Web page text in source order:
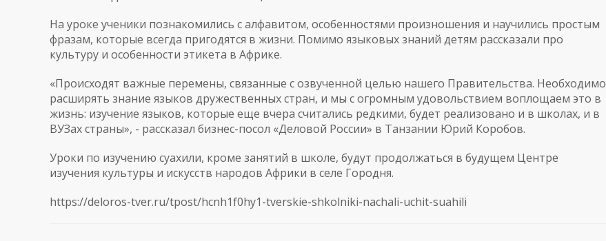
На уроке ученики познакомились с алфавитом, особенностями произношения и научились простым
фразам, которые всегда пригодятся в жизни. Помимо языковых знаний детям рассказали про
культуру и особенности этикета в Африке.
«Происходят важные перемены, связанные с озвученной целью нашего Правительства. Необходимо
расширять знание языков дружественных стран, и мы с огромным удовольствием воплощаем это в
жизнь: изучение языков, которые еще вчера считались редкими, будет реализовано и в школах, и в
ВУЗах страны», - рассказал бизнес-посол «Деловой России» в Танзании Юрий Коробов.
Уроки по изучению суахили, кроме занятий в школе, будут продолжаться в будущем Центре
изучения культуры и искусств народов Африки в селе Городня.
https://deloros-tver.ru/tpost/hcnh1f0hy1-tverskie-shkolniki-nachali-uchit-suahili